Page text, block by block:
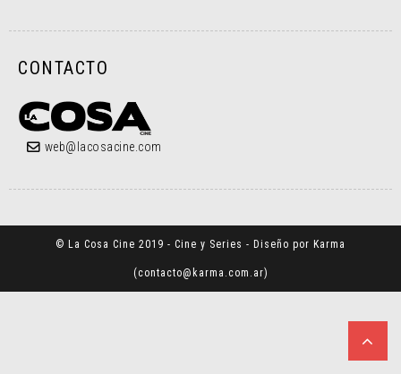
CONTACTO
web@lacosacine.com
© La Cosa Cine 2019 - Cine y Series - Diseño por Karma
(contacto@karma.com.ar)